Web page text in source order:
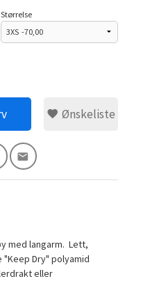
Størrelse
Ønskeliste
med langarm. Lett,
Dry" polyamid
eller